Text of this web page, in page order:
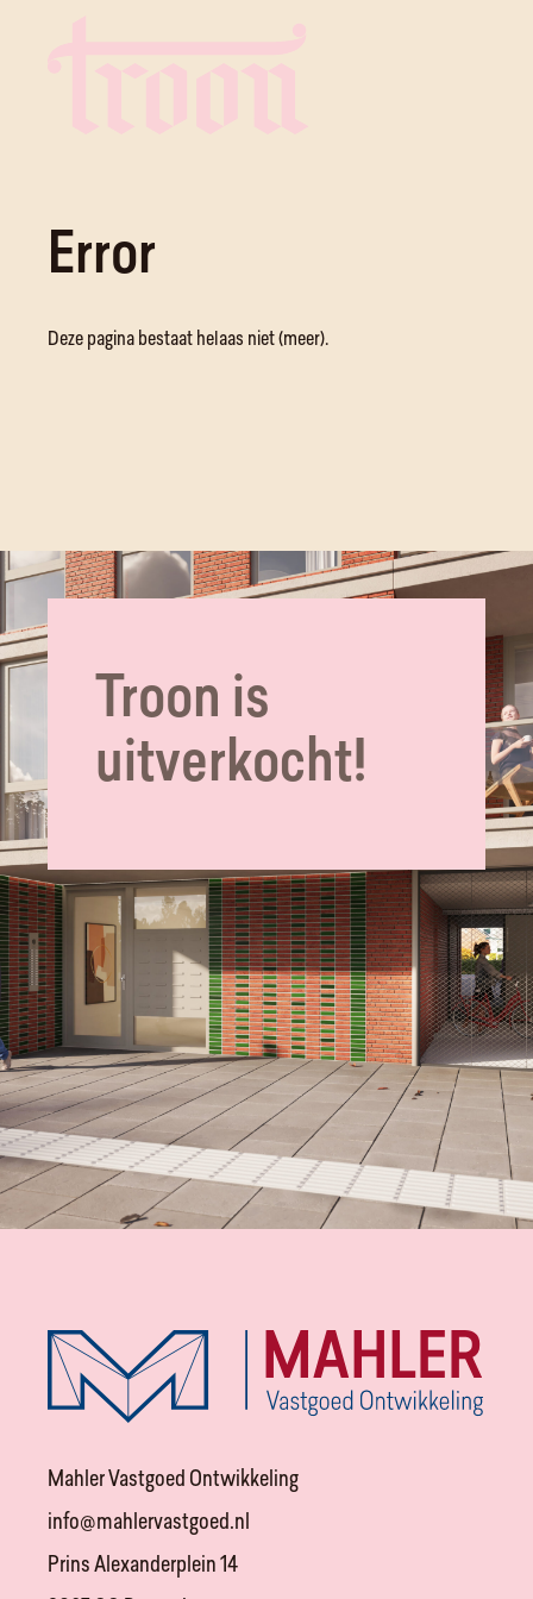
Error
Deze pagina bestaat helaas niet (meer).
Troon is
uitverkocht!
Mahler Vastgoed Ontwikkeling
info@mahlervastgoed.nl
Prins Alexanderplein 14